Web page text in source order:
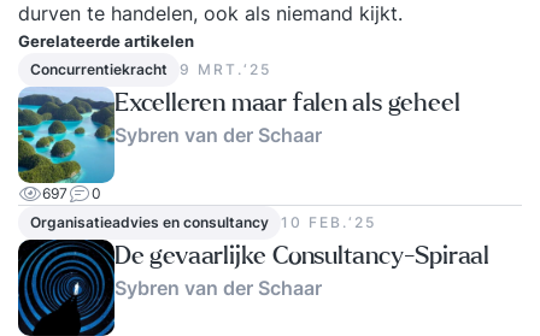
durven te handelen, ook als niemand kijkt.
Gerelateerde artikelen
Concurrentiekracht 9 MRT.‘25
Excelleren maar falen als geheel
Sybren van der Schaar
697
0
Organisatieadvies en consultancy
10 FEB.‘25
De gevaarlijke Consultancy-Spiraal
Sybren van der Schaar